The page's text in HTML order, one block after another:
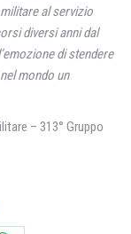
al servizio
diversi anni dal
di stendere
mondo un
– 313° Gruppo